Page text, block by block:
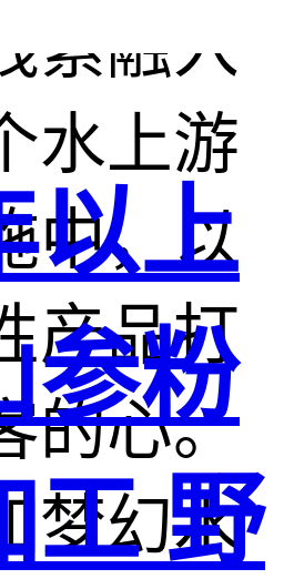
索融入
水上游
中，以
产品打
的心。
梦幻水
以上
参粉
工 野